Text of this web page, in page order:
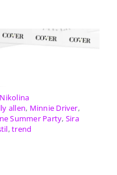
Nikolina
allen, Minnie Driver,
Summer Party, Sira
,trend